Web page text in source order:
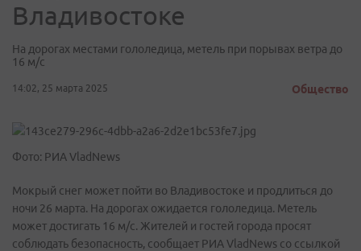
Владивостоке
На дорогах местами гололедица, метель при порывах ветра до
16 м/с
14:02, 25 марта 2025 Общество
Фото: РИА VladNews
Мокрый снег может пойти во Владивостоке и продлиться до
ночи 26 марта. На дорогах ожидается гололедица. Метель
может достигать 16 м/с. Жителей и гостей города просят
соблюдать безопасность, сообщает РИА VladNews со ссылкой